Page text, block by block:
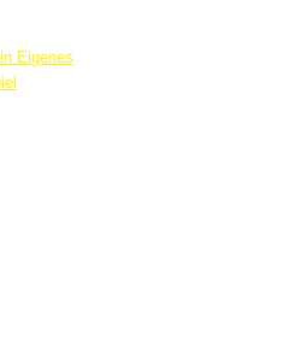
Eigenes